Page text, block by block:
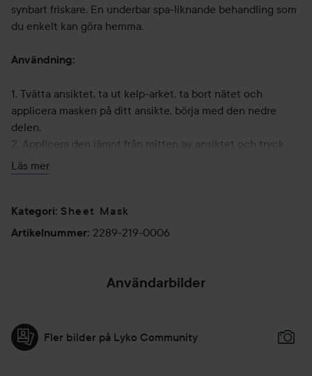
synbart friskare. En underbar spa-liknande behandling som
du enkelt kan göra hemma.
Användning:
1. Tvätta ansiktet, ta ut kelp-arket, ta bort nätet och
applicera masken på ditt ansikte, börja med den nedre
delen.
2. Applicera den jämnt från mitten av ansiktet och tryck
lätt utåt så att det inte finns något utrymme mellan
ansiktet och masken.
4. Smörj in den återstående essensen i ansiktet.
6 g
Läs mer
Kategori: Sheet Mask
Artikelnummer: 2289-219-0006
Användarbilder
Fler bilder på Lyko Community